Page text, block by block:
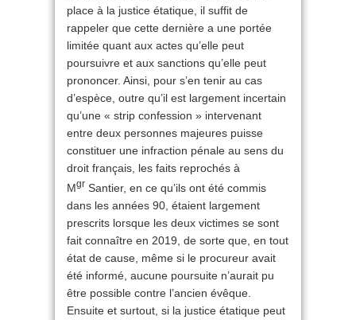
place à la justice étatique, il suffit de
rappeler que cette dernière a une portée
limitée quant aux actes qu’elle peut
poursuivre et aux sanctions qu’elle peut
prononcer. Ainsi, pour s’en tenir au cas
d’espèce, outre qu’il est largement incertain
qu’une « strip confession » intervenant
entre deux personnes majeures puisse
constituer une infraction pénale au sens du
droit français, les faits reprochés à
Mgr Santier, en ce qu’ils ont été commis
dans les années 90, étaient largement
prescrits lorsque les deux victimes se sont
fait connaître en 2019, de sorte que, en tout
état de cause, même si le procureur avait
été informé, aucune poursuite n’aurait pu
être possible contre l’ancien évêque.
Ensuite et surtout, si la justice étatique peut